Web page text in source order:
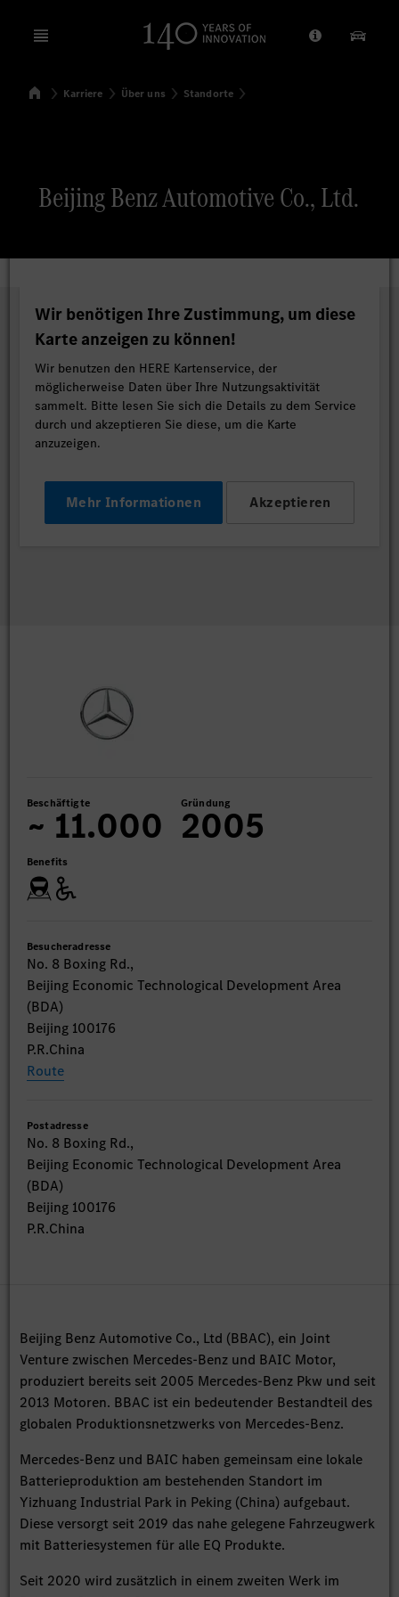
Open menu Anbieter/
SuchenStartseite
Karriere Über uns Standorte
Beijing Benz Automotive Co., Ltd.
Wir benötigen Ihre Zustimmung, um diese
Karte anzeigen zu können!
Wir benutzen den HERE Kartenservice, der
möglicherweise Daten über Ihre Nutzungsaktivität
sammelt. Bitte lesen Sie sich die Details zu dem Service
durch und akzeptieren Sie diese, um die Karte
anzuzeigen.
Mehr Informationen Akzeptieren
Beschäftigte
~ 11.000 Gründung
2005
Benefits
Besucheradresse
No. 8 Boxing Rd.,
Beijing Economic Technological Development Area
(BDA)
Beijing 100176
P.R.China
Route
Postadresse
No. 8 Boxing Rd.,
Beijing Economic Technological Development Area
(BDA)
Beijing 100176
P.R.China
Beijing Benz Automotive Co., Ltd (BBAC), ein Joint
Venture zwischen Mercedes-Benz und BAIC Motor,
produziert bereits seit 2005 Mercedes-Benz Pkw und seit
2013 Motoren. BBAC ist ein bedeutender Bestandteil des
globalen Produktionsnetzwerks von Mercedes-Benz.
Mercedes-Benz und BAIC haben gemeinsam eine lokale
Batterieproduktion am bestehenden Standort im
Yizhuang Industrial Park in Peking (China) aufgebaut.
Diese versorgt seit 2019 das nahe gelegene Fahrzeugwerk
mit Batteriesystemen für alle EQ Produkte.
Seit 2020 wird zusätzlich in einem zweiten Werk im